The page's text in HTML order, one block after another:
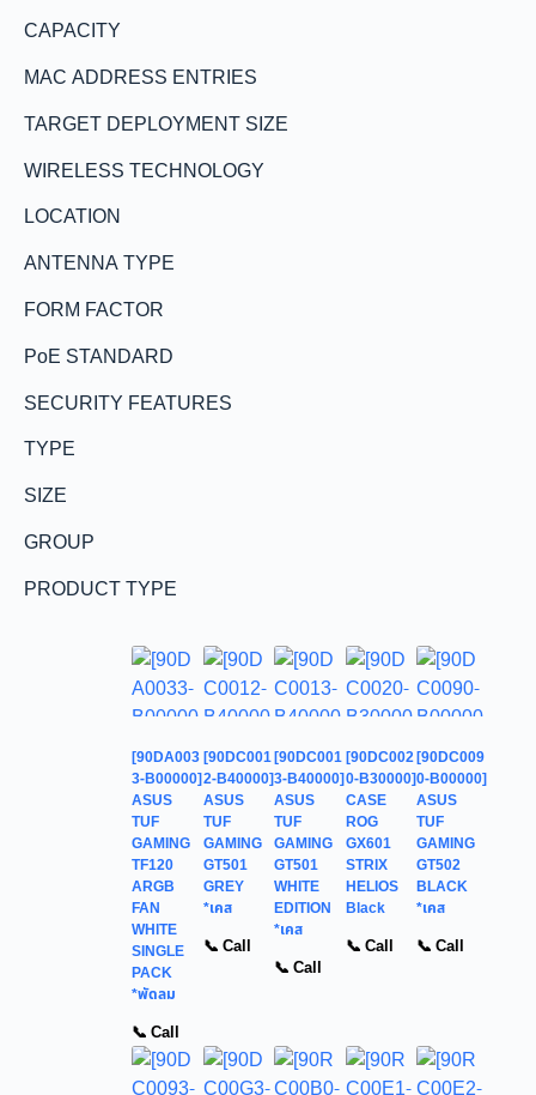
CAPACITY
MAC ADDRESS ENTRIES
TARGET DEPLOYMENT SIZE
WIRELESS TECHNOLOGY
LOCATION
ANTENNA TYPE
FORM FACTOR
PoE STANDARD
SECURITY FEATURES
TYPE
SIZE
GROUP
PRODUCT TYPE
[90DA003
3-B00000]
ASUS
TUF
GAMING
TF120
ARGB
FAN
WHITE
SINGLE
PACK
*พัดลม
📞 Call
[90DC001
2-B40000]
ASUS
TUF
GAMING
GT501
GREY
*เคส
📞 Call
[90DC001
3-B40000]
ASUS
TUF
GAMING
GT501
WHITE
EDITION
*เคส
📞 Call
[90DC002
0-B30000]
CASE
ROG
GX601
STRIX
HELIOS
Black
📞 Call
[90DC009
0-B00000]
ASUS
TUF
GAMING
GT502
BLACK
*เคส
📞 Call